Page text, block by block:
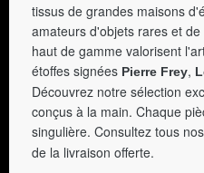
tissus de grandes maisons
amateurs d'objets rares et
haut de gamme valorisent
étoffes signées Pierre Frey,
Découvrez notre sélection
conçus à la main. Chaque
singulière. Consultez tous nos
de la livraison offerte.